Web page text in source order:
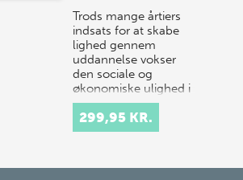
Trods mange årtiers
indsats for at skabe
lighed gennem
uddannelse vokser
den sociale og
økonomiske ulighed i
Danmark. Det er
stadig den
familiemæssige…
299,95 KR.